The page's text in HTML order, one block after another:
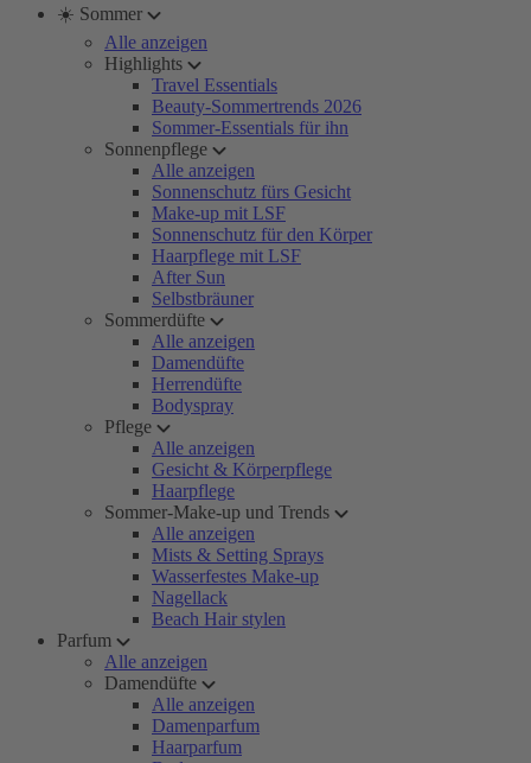
☀️ Sommer
Alle anzeigen
Highlights
Travel Essentials
Beauty-Sommertrends 2026
Sommer-Essentials für ihn
Sonnenpflege
Alle anzeigen
Sonnenschutz fürs Gesicht
Make-up mit LSF
Sonnenschutz für den Körper
Haarpflege mit LSF
After Sun
Selbstbräuner
Sommerdüfte
Alle anzeigen
Damendüfte
Herrendüfte
Bodyspray
Pflege
Alle anzeigen
Gesicht & Körperpflege
Haarpflege
Sommer-Make-up und Trends
Alle anzeigen
Mists & Setting Sprays
Wasserfestes Make-up
Nagellack
Beach Hair stylen
Parfum
Alle anzeigen
Damendüfte
Alle anzeigen
Damenparfum
Haarparfum